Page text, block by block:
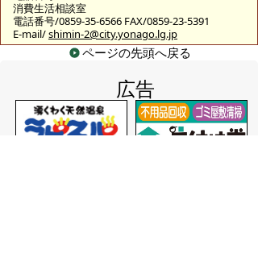
消費生活相談室
電話番号/0859-35-6566 FAX/0859-23-5391
E-mail/shimin-2@city.yonago.lg.jp
ページの先頭へ戻る
広告